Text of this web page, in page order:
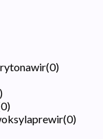
(0)
)
0)
(0)